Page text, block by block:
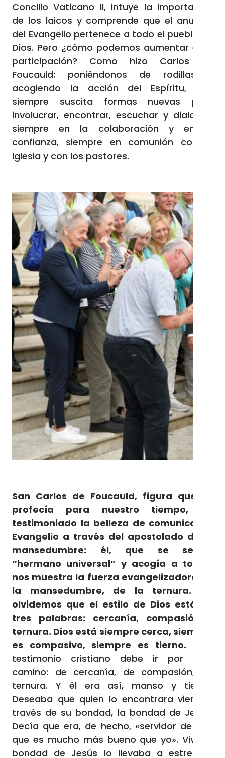
Concilio Vaticano II, intuye la importancia
de los laicos y comprende que el anuncio
del Evangelio pertenece a todo el pueblo de
Dios. Pero ¿cómo podemos aumentar esta
participación? Como hizo Carlos de
Foucauld: poniéndonos de rodillas y
acogiendo la acción del Espíritu, que
siempre suscita formas nuevas para
involucrar, encontrar, escuchar y dialogar,
siempre en la colaboración y en la
confianza, siempre en comunión con la
Iglesia y con los pastores.
San Carlos de Foucauld, figura que es
profecía para nuestro tiempo, ha
testimoniado la belleza de comunicar el
Evangelio a través del apostolado de la
mansedumbre: él, que se sentía
“hermano universal” y acogía a todos,
nos muestra la fuerza evangelizadora de
la mansedumbre, de la ternura. No
olvidemos que el estilo de Dios está en
tres palabras: cercanía, compasión y
ternura. Dios está siempre cerca, siempre
es compasivo, siempre es tierno.
testimonio cristiano debe ir por este
camino: de cercanía, de compasión, de
ternura. Y él era así, manso y tierno.
Deseaba que quien lo encontrara viera, a
través de su bondad, la bondad de Jesús.
Decía que era, de hecho, «servidor de uno
que es mucho más bueno que yo». Vivir la
bondad de Jesús lo llevaba a estrechar